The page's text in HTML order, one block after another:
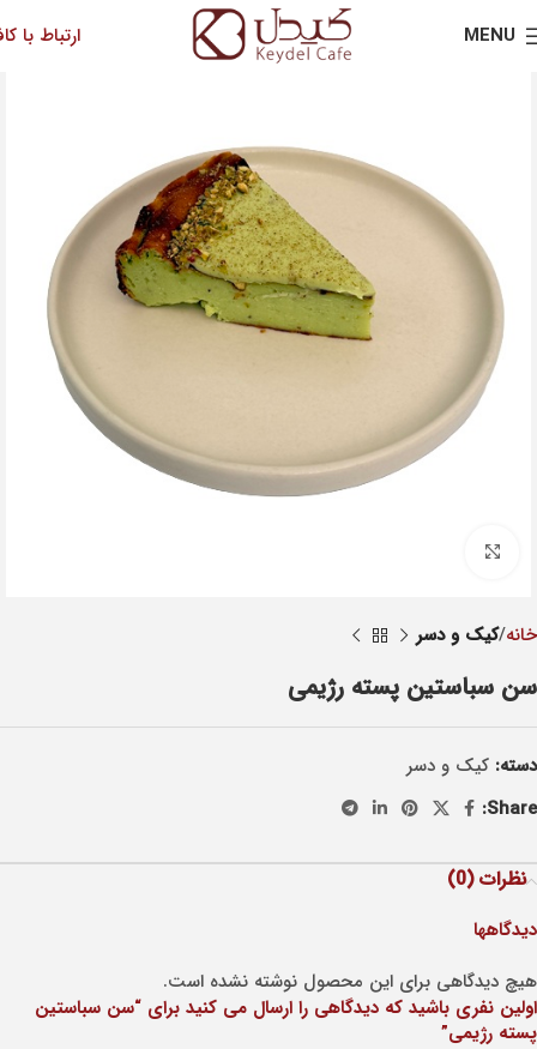
MENU ارتباط با
خانه کيک و دسر
سن سباستین پسته رژیمی
دسته: کيک و دسر
Share:
نظرات (0)
دیدگاهها
هیچ دیدگاهی برای این محصول نوشته نشده است.
اولین نفری باشید که دیدگاهی را ارسال می کنید برای “سن سباستین
پسته رژیمی”